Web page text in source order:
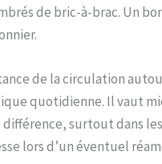
de bric-à-brac. Un
de la circulation
quotidienne. Il vaut
surtout dans
lors d’un éventuel